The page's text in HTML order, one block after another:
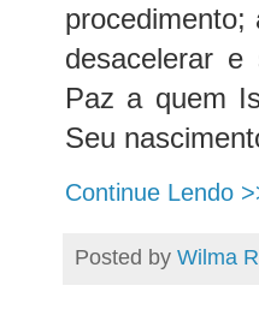
procedimento;
desacelerar
Paz a quem
Seu
Continue Lendo
Posted by Wilma